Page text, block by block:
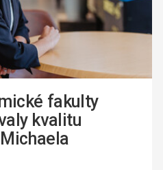
fakulty
kvalitu